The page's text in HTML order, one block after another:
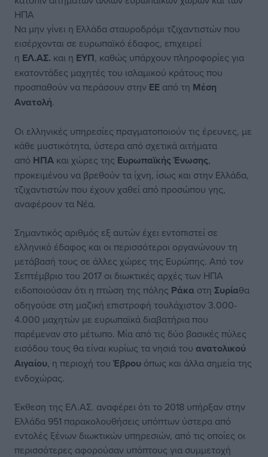
ΗΠΑ
Να μην γίνει η Ελλάδα σταυροδρόμι τζιχαντιστών που
εισέρχονται σε ευρωπαϊκό έδαφος, επιχειρεί
η ΕΛ.ΑΣ. και η ΕΥΠ, καθώς υπάρχουν πληροφορίες για
εκατοντάδες μαχητές του ισλαμικού κράτους που
προσπαθούν να περάσουν στην ΕΕ από τη Μέση
Ανατολή.
Οι ελληνικές υπηρεσίες πραγματοποιούν τις έρευνες, με
κάθε μυστικότητα, ύστερα από σχετικά αιτήματα
από ΗΠΑ και χώρες της Ευρωπαϊκής Ένωσης,
προκειμένου να βρεθούν τα ίχνη, ίσως και στην Ελλάδα,
τζιχαντιστών που έχουν χαθεί από προσώπου γης,
αναφέρουν τα Νέα.
Σημαντικός αριθμός εξ αυτών έχει εντοπιστεί σε
ελληνικό έδαφος και οι περισσότεροι οργανώνουν τη
μετάβασή τους σε άλλες χώρες της Ευρώπης. Από τον
Σεπτέμβριο του 2017 οι διωκτικές αρχές των ΗΠΑ
ειδοποιούσαν ότι η πτώση της πόλης Ράκα στη Συρίαθα
οδηγούσε στη μαζική επιστροφή τουλάχιστον 3.000-
4.000 μαχητών με ευρωπαϊκά διαβατήρια που
παρέμεναν στο μέτωπο. Μία από τις δύο βασικές πύλες
εισόδου τους θα είναι κυρίως τα νησιά του ανατολικού
Αιγαίου, η περιοχή του Έβρου όπως και άλλα σημεία της
ενδοχώρας.
Έκθεση της ΕΛ.ΑΣ. αναφέρει ότι το 2018 υπήρξαν στην
Ελλάδα 951 παρακολουθήσεις υπόπτων ύστερα από
εντολές ξένων διωκτικών υπηρεσιών, από τις οποίες οι
περισσότερες αφορούσαν υπόπτους για συμμετοχή